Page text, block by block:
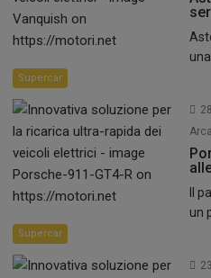
una
Supercar
Il
un
Supercar